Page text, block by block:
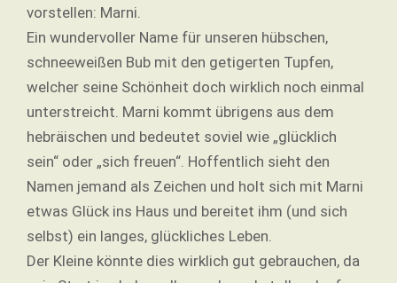
vorstellen: Marni.
Ein wundervoller Name für unseren hübschen,
schneeweißen Bub mit den getigerten Tupfen,
welcher seine Schönheit doch wirklich noch einmal
unterstreicht. Marni kommt übrigens aus dem
hebräischen und bedeutet soviel wie „glücklich
sein“ oder „sich freuen“. Hoffentlich sieht den
Namen jemand als Zeichen und holt sich mit Marni
etwas Glück ins Haus und bereitet ihm (und sich
selbst) ein langes, glückliches Leben.
Der Kleine könnte dies wirklich gut gebrauchen, da